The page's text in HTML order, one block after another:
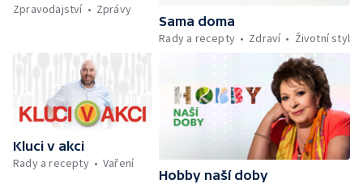
maso, vejce, mléčné výrobky a luštěniny —
Kniha veselých říkanek Hrátky se zvířátky —
Umělecký festival Pohoda 2026 —
Vyhodnocení ankety + ČT tipy —
Vyhodnocení divácké soutěže — Práce
záchranářů v létě
Zpravodajství
Zprávy
Sama doma
Rady a recepty
Zdraví Životní styl
Kluci v akci
Rady a recepty
Vaření
Hobby naší doby